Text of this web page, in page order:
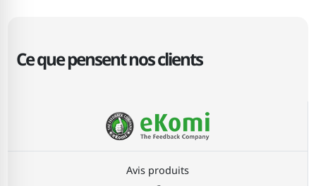
Ce que pensent nos clients
Avis produits